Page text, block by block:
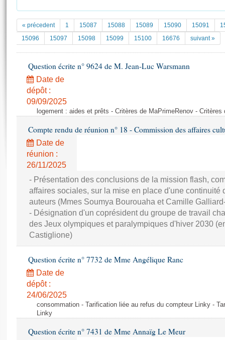
Documents parlementaires
Projets de loi
Propositions de loi
Amendements
Textes adoptés
Rapports d'enquête
Rapports législatifs
Rapports sur l'application des lois
Baromètre de l’application des lois
Dossiers législatifs
Budget et sécurité sociale
Questions écrites et orales
Comptes rendus des débats
Documents de référence
( Constitution | Règlement de l'Assemblée ... )
Histoire
Juniors
Anciennes législatures
Liens vers les sites publics
La Bibliothèque
Les archives
Photos libres de droit
« précedent 1 15087 15088 15089 15090 15091
15096
15097 15098 15099 15100 16676 suivant »
Question écrite n° 9624 de M. Jean-Luc Warsmann
Date de
dépôt :
09/09/2025
logement : aides et prêts - Critères de MaPrimeRenov - Critères
Compte rendu de réunion n° 18 - Commission des affaires
Date de
réunion :
26/11/2025
- Présentation des conclusions de la mission flash,
affaires sociales, sur la mise en place d'une continuité
auteurs (Mmes Soumya Bourouaha et Camille
- Désignation d'un coprésident du groupe de travail
des Jeux olympiques et paralympiques d'hiver 2030
Castiglione)
Question écrite n° 7732 de Mme Angélique Ranc
Date de
dépôt :
24/06/2025
consommation - Tarification liée au refus du compteur Linky -
Linky
Question écrite n° 7431 de Mme Annaïg Le Meur